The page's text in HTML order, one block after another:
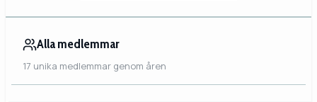
Alla medlemmar
17 unika medlemmar genom åren